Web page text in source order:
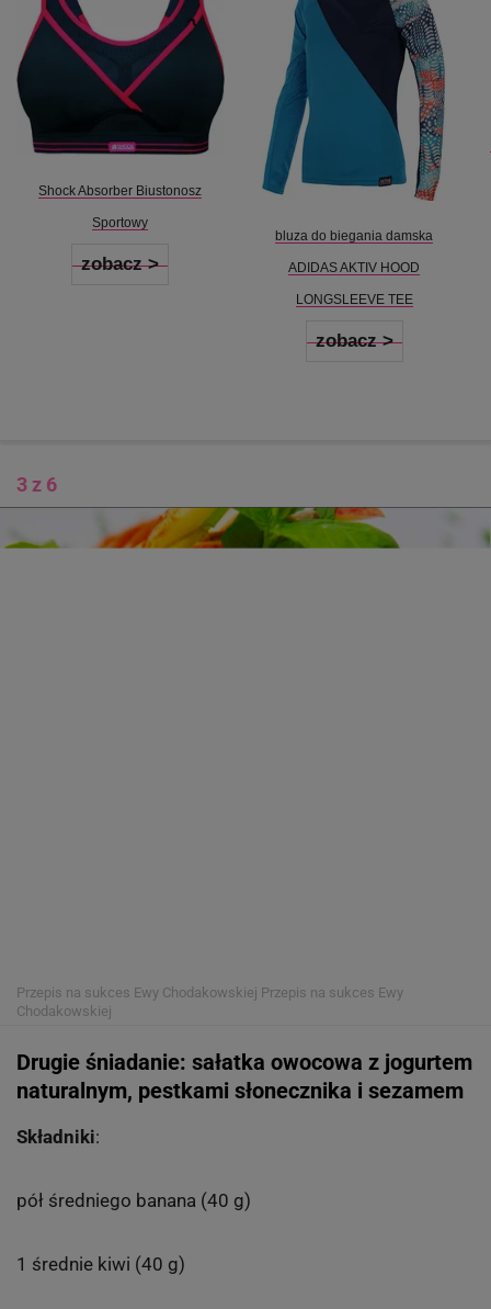
Shock Absorber Biustonosz
Sportowy
zobacz >
bluza do biegania damska
ADIDAS AKTIV HOOD
LONGSLEEVE TEE
zobacz >
3 z 6
Przepis na sukces Ewy Chodakowskiej Przepis na sukces Ewy
Chodakowskiej
Drugie śniadanie: sałatka owocowa z jogurtem
naturalnym, pestkami słonecznika i sezamem
Składniki:
pół średniego banana (40 g)
1 średnie kiwi (40 g)